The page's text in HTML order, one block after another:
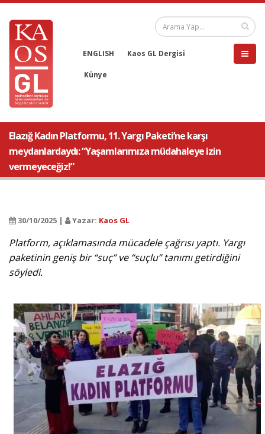
ENGLISH Kaos GL Dergisi
Künye
Elazığ Kadın Platformu, 11. Yargı Paketi’ne karşı
meydanlardaydı: “Yaşamlarımıza müdahaleye izin
vermeyeceğiz!”
30/10/2025 | Yazar: Kaos GL
Platform, açıklamasında mücadele çağrısı yaptı. Yargı
paketinin geniş bir “suç” ve “suçlu” tanımı getirdiğini
söyledi.